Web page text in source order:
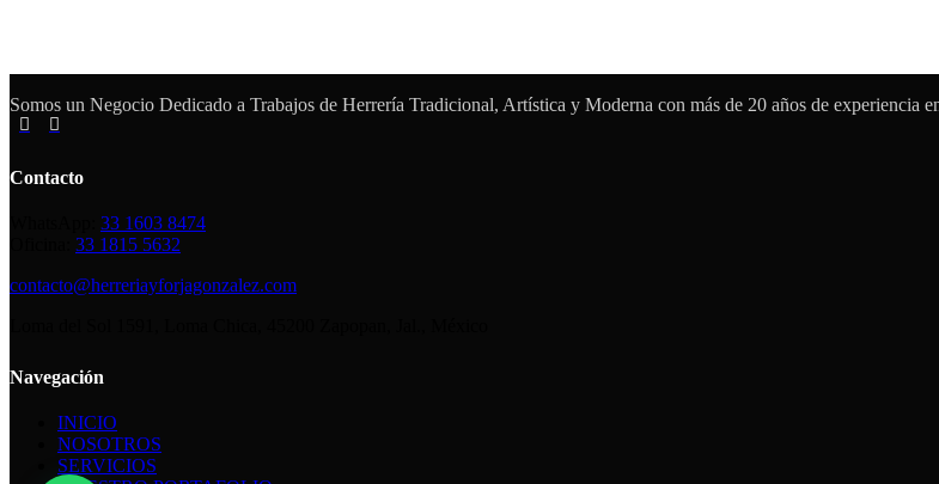
Somos un Negocio Dedicado a Trabajos de Herrería Tradicional, Artística y Moderna con más de 20 años de experiencia
Contacto
33 1603 8474
33 1815 5632
contacto@herreriayforjagonzalez.com
Navegación
INICIO
NOSOTROS
SERVICIOS